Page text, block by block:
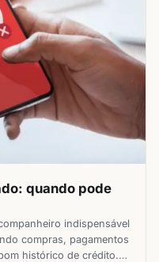
quando pode
indispensável
compras, pagamentos
histórico de crédito.